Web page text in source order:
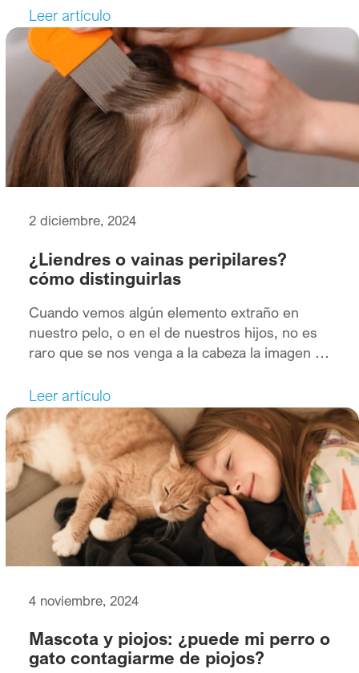
todas las alarmas al anunciar un brote de piojos.
Cuando esto ocurre, es importante estar
preparado y conocer los métodos y puntos
clave para hacer una […]
Leer artículo
2 diciembre, 2024
¿Liendres o vainas peripilares?
cómo distinguirlas
Cuando vemos algún elemento extraño en
nuestro pelo, o en el de nuestros hijos, no es
raro que se nos venga a la cabeza la imagen de
ese elemento sea muy parecida al de un piojo o
una liendre, no tiene porqué tratarse de este
pequeño […]
Leer artículo
4 noviembre, 2024
Mascota y piojos: ¿puede mi perro o
gato contagiarme de piojos?